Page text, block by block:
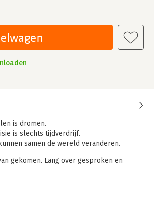
is dromen.
is slechts tijdverdrijf.
samen de wereld veranderen.
gekomen. Lang over gesproken en